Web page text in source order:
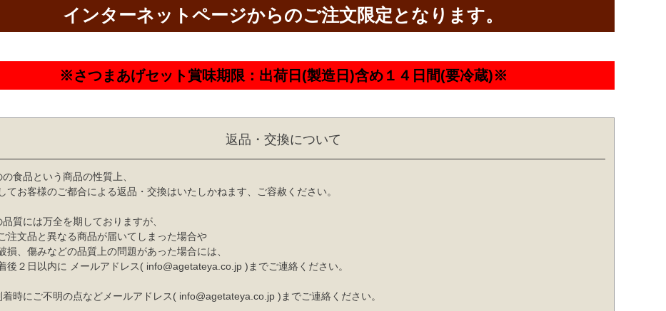
インターネットページからのご注文限定となります。
※さつまあげセット賞味期限：出荷日(製造日)含め１４日間(要冷蔵)※
返品・交換について
食品という商品の性質上、
てお客様のご都合による返品・交換はいたしかねます、ご容赦ください。
質には万全を期しておりますが、
注文品と異なる商品が届いてしまった場合や
損、傷みなどの品質上の問題があった場合には、
後２日以内に メールアドレス( info@agetateya.co.jp )までご連絡ください。
着時にご不明の点などメールアドレス( info@agetateya.co.jp )までご連絡ください。